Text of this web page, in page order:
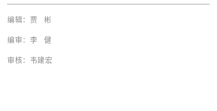
编辑：贾 彬
编审：李 健
审核：韦建宏